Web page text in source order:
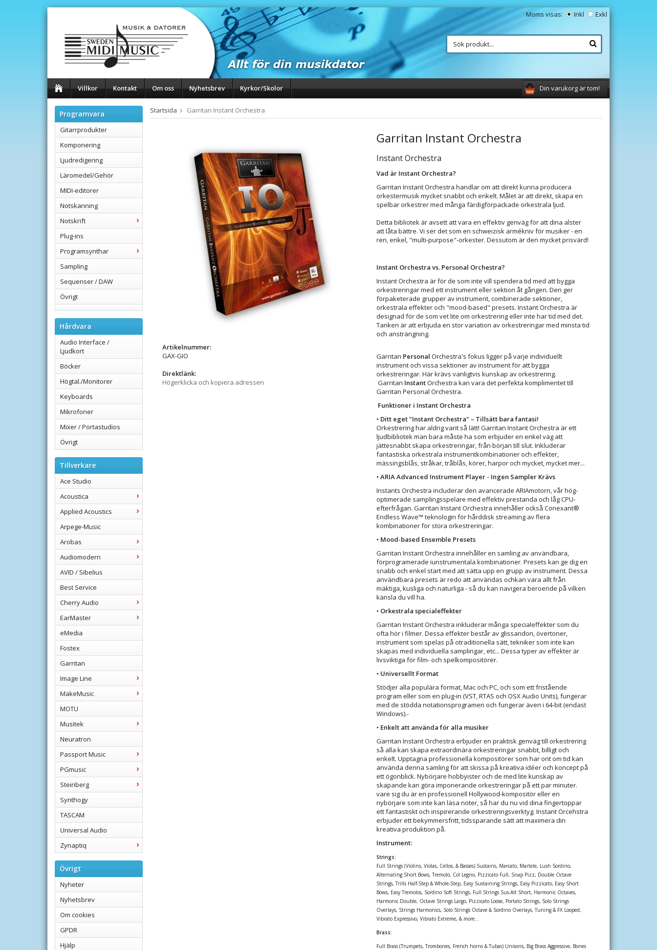
Moms visas: Inkl Exkl
Villkor Kontakt Om oss Nyhetsbrev Kyrkor/Skolor Din varukorg är tom!
Programvara
Gitarrprodukter
Komponering
Ljudredigering
Läromedel/Gehör
MIDI-editorer
Notskanning
Notskrift
Plug-ins
Programsynthar
Sampling
Sequenser / DAW
Övrigt
Hårdvara
Audio Interface /
Ljudkort
Böcker
Högtal./Monitorer
Keyboards
Mikrofoner
Mixer / Portastudios
Övrigt
Tillverkare
Ace Studio
Acoustica
Applied Acoustics
Arpege-Music
Arobas
Audiomodern
AVID / Sibelius
Best Service
Cherry Audio
EarMaster
eMedia
Fostex
Garritan
Image Line
MakeMusic
MOTU
Musitek
Neuratron
Passport Music
PGmusic
Steinberg
Synthogy
TASCAM
Universal Audio
Zynaptiq
Övrigt
Nyheter
Nyhetsbrev
Om cookies
GPDR
Hjälp
Startsida Garritan Instant Orchestra
Garritan Instant Orchestra
Instant Orchestra
Vad är Instant Orchestra?
Garritan Instant Orchestra handlar om att direkt kunna producera
orkestermusik mycket snabbt och enkelt. Målet är att direkt, skapa en
spelbar orkestrer med många färdigförpackade orkestrala ljud.
Detta bibliotek är avsett att vara en effektiv genväg för att dina alster
att låta bättre. Vi ser det som en schweizisk armékniv för musiker - en
ren, enkel, "multi-purpose"-orkester. Dessutom är den mycket prisvärd!
Instant Orchestra vs. Personal Orchestra?
Instant Orchestra är för de som inte vill spendera tid med att bygga
orkestreringar med ett instrument eller sektion åt gången. Den ger
förpaketerade grupper av instrument, combinerade sektioner,
orkestrala effekter och "mood-based" presets. Instant Orchestra är
designad för de som vet lite om orkestrering eller inte har tid med det.
Tanken är att erbjuda en stor variation av orkestreringar med minsta tid
och ansträngning.
Garritan Personal Orchestra's fokus ligger på varje individuellt
instrument och vissa sektioner av instrument för att bygga
orkestreringar. Här krävs vanligtvis kunskap av orkestrering.
Garritan InstantOrchestra kan vara det perfekta komplimentet till
Garritan Personal Orchestra.
Funktioner i Instant Orchestra
• Ditt eget "Instant Orchestra" – Tillsätt bara fantasi!
Orkestrering har aldrig varit så lätt! Garritan Instant Orchestra är ett
ljudbibliotek man bara måste ha som erbjuder en enkel väg att
jättesnabbt skapa orkestreringar, från början till slut. Inkluderar
fantastiska orkestrala instrumentkombinationer och effekter,
mässingsblås, stråkar, tråblås, körer, harpor och mycket, mycket mer...
• ARIA Advanced Instrument Player - Ingen Sampler Krävs
Instants Orchestra includerar den avancerade ARIAmotorn, vår hög-
optimerade samplingsspelare med effektiv prestanda och låg CPU-
efterfrågan. Garritan Instant Orchestra innehåller också Conexant®
Endless Wave™ teknologin för hårddisk streaming av flera
kombinationer för stora orkestreringar.
• Mood-based Ensemble Presets
Garritan Instant Orchestra innehåller en samling av användbara,
förprogramerade iunstrumentala kombinationer. Presets kan ge dig en
snabb och enkel start med att sätta upp en grupp av instrument. Dessa
användbara presets är redo att användas ochkan vara allt från
mäktiga, kusliga och naturliga - så du kan navigera beroende på vilken
känsla du vill ha.
• Orkestrala specialeffekter
Garritan Instant Orchestra inkluderar många specialeffekter som du
ofta hör i filmer. Dessa effekter består av glissandon, övertoner,
instrument som spelas på otraditionella sätt, tekniker som inte kan
skapas med individuella samplingar, etc... Dessa typer av effekter är
livsviktiga för film- och spelkompositörer.
• Universellt Format
Stödjer alla populära format, Mac och PC, och som ett fristående
program eller som en plug-in (VST, RTAS och OSX Audio Units), fungerar
med de stödda notationsprogramen och fungerar även i 64-bit (endast
Windows).-
• Enkelt att använda för alla musiker
Garritan Instant Orchestra erbjuder en praktisk genväg till orkestrering
så alla kan skapa extraordinära orkestreringar snabbt, billigt och
enkelt. Upptagna professionella kompositörer som har ont om tid kan
använda denna samling för att skissa på kreativa idéer och koncept på
ett ögonblick. Nybörjare hobbyister och de med lite kunskap av
skapande kan göra imponerande orkestreringar på ett par minuter.
vare sig du är en professionell Hollywood-kompositör eller en
nybörjare som inte kan läsa noter, så har du nu vid dina fingertoppar
ett fantastiskt och inspirerande orkestreringsverktyg. Instant Orcehstra
erbjuder ett bekymmersfritt, tidssparande sätt att maximera din
kreativa produktion på.
Instrument:
Strings:
Full Strings (Violins, Violas, Cellos, & Basses) Sustains, Marcato, Martele, Lush Sordino,
Alternating Short Bows, Tremolo, Col Legno, Pizzicato Full, Snap Pizz, Double Octave
Strings, Trills Half-Step & Whole-Step, Easy Sustaining Strings, Easy Pizzicato, Easy Short
Bows, Easy Tremolos, Sordino Soft Strings, Full Strings Sus-Alt Short, Harmonic Octaves,
Harmonic Double, Octave Strings Largo, Pizzicato Loose, Portato Strings, Solo Strings
Overlays, Strings Harmonics, Solo Strings Octave & Sordino Overlays, Tuning & FX Looped,
Vibrato Expressivo, Vibrato Extreme, & more...
Brass:
Full Brass (Trumpets, Trombones, French horns & Tubas) Unisons, Big Brass Aggressive, Bones
Artikelnummer:
GAX-GIO
Direktlänk:
Högerklicka och kopiera adressen